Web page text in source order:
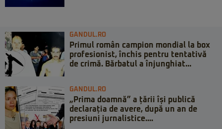
GANDUL.RO
Primul român campion mondial la box
profesionist, închis pentru tentativă
de crimă. Bărbatul a înjunghiat...
GANDUL.RO
„Prima doamnă” a țării își publică
declarația de avere, după un an de
presiuni jurnalistice....